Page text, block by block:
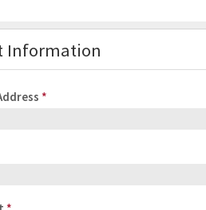
Information
*